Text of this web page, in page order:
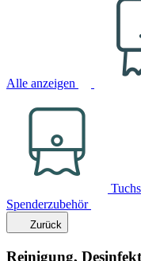
Alle anzeigen
Spenderzubehör
Zurück
Reinigung,